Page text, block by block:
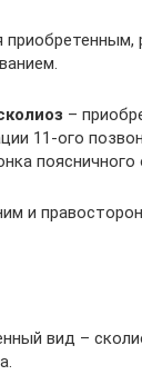
приобретенным,
–
11-ого
поясничного
и
вид –